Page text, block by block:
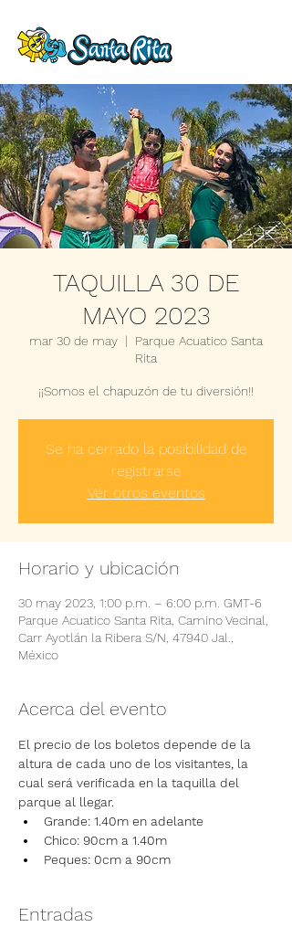
TAQUILLA 30 DE
MAYO 2023
mar 30 de may
  |
Parque Acuatico Santa
Rita
¡¡Somos el chapuzón de tu diversión!!
Se ha cerrado la posibilidad de
registrarse
Ver otros eventos
Horario y ubicación
30 may 2023, 1:00 p.m. – 6:00 p.m. GMT-6
Parque Acuatico Santa Rita, Camino Vecinal,
Carr Ayotlán la Ribera S/N, 47940 Jal.,
México
Acerca del evento
El precio de los boletos depende de la
altura de cada uno de los visitantes, la
cual será verificada en la taquilla del
parque al llegar.
Grande: 1.40m en adelante
Chico: 90cm a 1.40m
Peques: 0cm a 90cm
Entradas